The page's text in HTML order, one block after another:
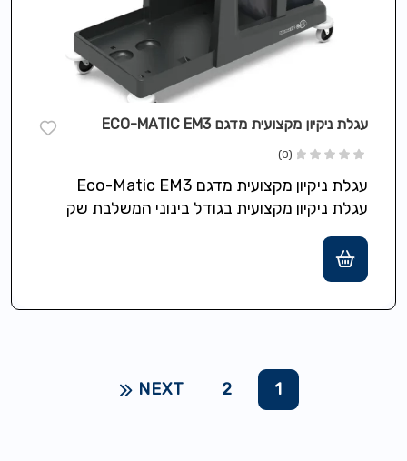
עגלת ניקיון מקצועית מדגם ECO-MATIC EM3
(0)
עגלת ניקיון מקצועית מדגם Eco-Matic EM3
עגלת ניקיון מקצועית בגודל בינוני המשלבת שק
1
2
NEXT